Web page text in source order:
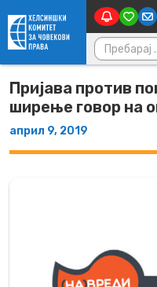
Skip to content
Пријава против
ширење говор на
април 9, 2019